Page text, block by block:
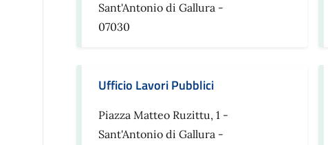
Sant'Antonio di Gallura -
07030
Ufficio Lavori Pubblici
Piazza Matteo Ruzittu, 1 -
Sant'Antonio di Gallura -